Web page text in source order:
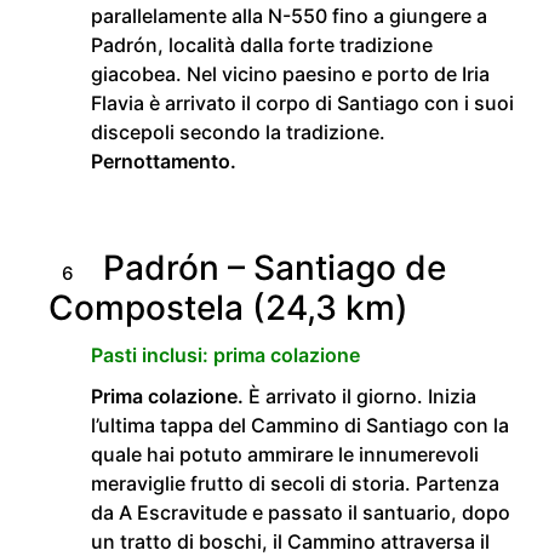
parallelamente alla N-550 fino a giungere a
Padrón, località dalla forte tradizione
giacobea. Nel vicino paesino e porto de Iria
Flavia è arrivato il corpo di Santiago con i suoi
discepoli secondo la tradizione.
Pernottamento.
6
Padrón – Santiago de
Compostela (24,3 km)
Pasti inclusi: prima colazione
Prima colazione. È arrivato il giorno. Inizia
l’ultima tappa del Cammino di Santiago con la
quale hai potuto ammirare le innumerevoli
meraviglie frutto di secoli di storia. Partenza
da A Escravitude e passato il santuario, dopo
un tratto di boschi, il Cammino attraversa il